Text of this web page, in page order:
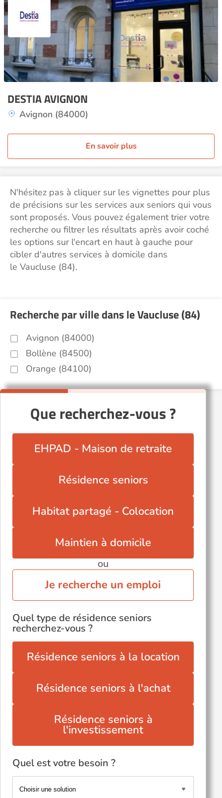
DESTIA AVIGNON
Avignon (84000)
En savoir plus
N'hésitez pas à cliquer sur les vignettes pour plus
de précisions sur les services aux seniors qui vous
sont proposés. Vous pouvez également trier votre
recherche ou filtrer les résultats après avoir coché
les options sur l'encart en haut à gauche pour
cibler d'autres services à domicile dans
le Vaucluse (84).
Recherche par ville dans le Vaucluse (84)
Avignon (84000)
Bollène (84500)
Orange (84100)
Que recherchez-vous ?
EHPAD - Maison de retraite
Résidence seniors
Habitat partagé - Colocation
Maintien à domicile
ou
Je recherche un emploi
Quel type de résidence seniors
recherchez-vous ?
Résidence seniors à la location
Résidence seniors à l'achat
Résidence seniors à
l'investissement
Quel est votre besoin ?